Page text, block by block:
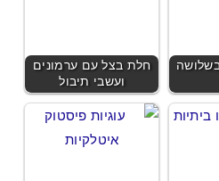
חלת בצל עם ערמונים
ועשבי תיבול